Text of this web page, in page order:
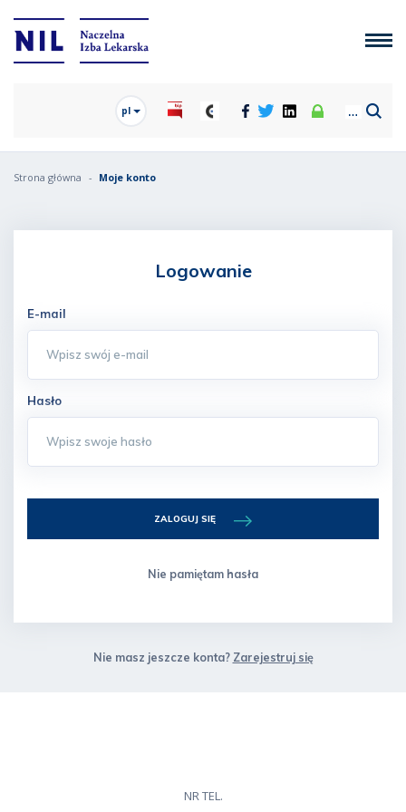
pl
Strona główna Moje konto
Logowanie
E-mail
Hasło
ZALOGUJ SIĘ
Nie pamiętam hasła
Nie masz jeszcze konta? Zarejestruj się
NR TEL.